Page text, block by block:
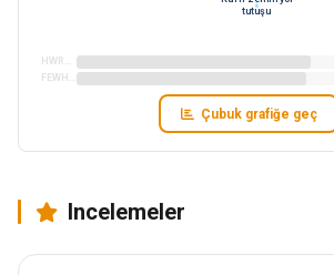
tutuşu
HWRS2W452
FEWHS01
Çubuk grafiğe geç
Incelemeler